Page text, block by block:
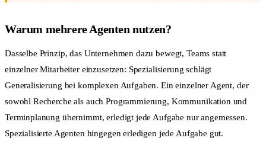
Warum mehrere Agenten nutzen?
Dasselbe Prinzip, das Unternehmen dazu bewegt, Teams statt
einzelner Mitarbeiter einzusetzen: Spezialisierung schlägt
Generalisierung bei komplexen Aufgaben. Ein einzelner Agent, der
sowohl Recherche als auch Programmierung, Kommunikation und
Terminplanung übernimmt, erledigt jede Aufgabe nur angemessen.
Spezialisierte Agenten hingegen erledigen jede Aufgabe gut.